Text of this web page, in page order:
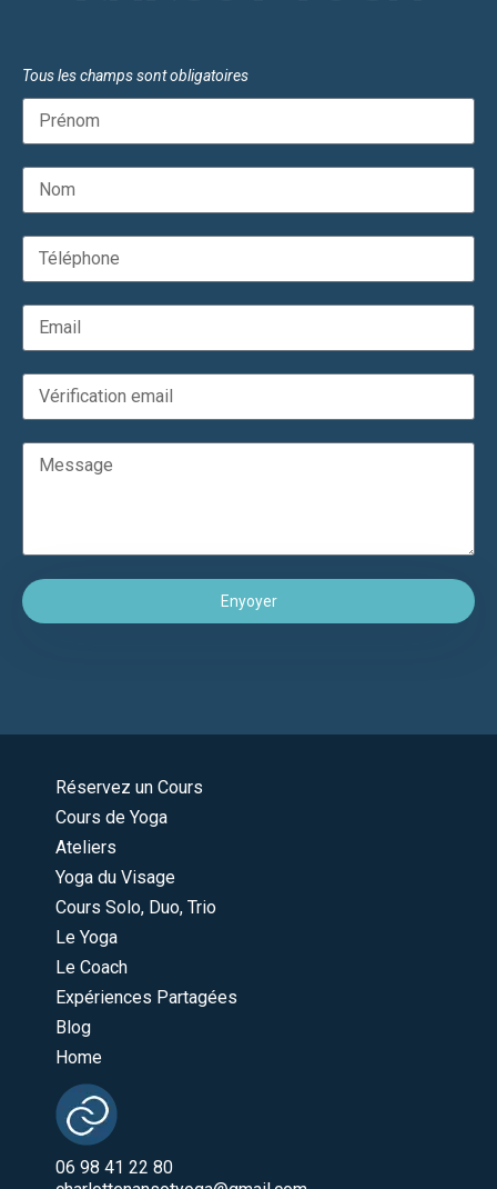
Tous les champs sont obligatoires
Enyoyer
Réservez un Cours
Cours de Yoga
Ateliers
Yoga du Visage
Cours Solo, Duo, Trio
Le Yoga
Le Coach
Expériences Partagées
Blog
Home
06 98 41 22 80